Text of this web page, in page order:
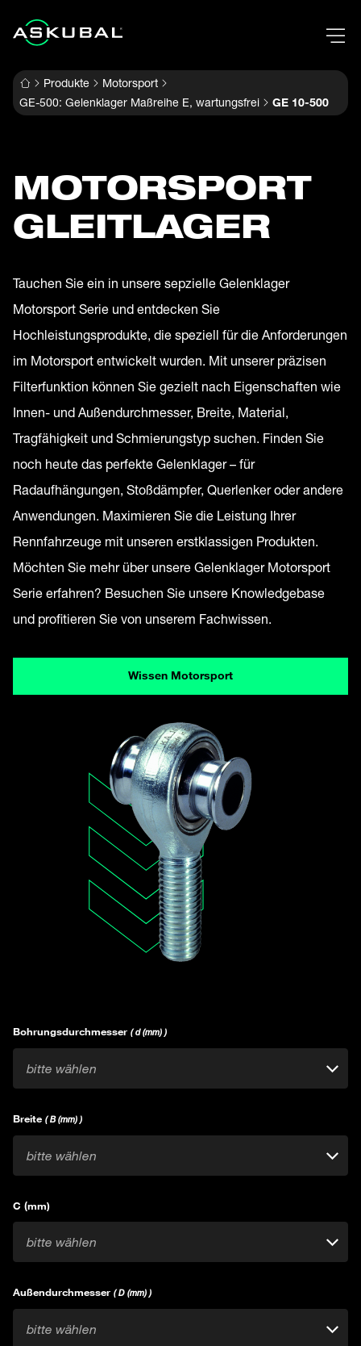
Produkte
Motorsport
GE-500: Gelenklager Maßreihe E, wartungsfrei
GE 10-500
MOTORSPORT
GLEITLAGER
Tauchen Sie ein in unsere sepzielle Gelenklager
Motorsport Serie und entdecken Sie
Hochleistungsprodukte, die speziell für die Anforderungen
im Motorsport entwickelt wurden. Mit unserer präzisen
Filterfunktion können Sie gezielt nach Eigenschaften wie
Innen- und Außendurchmesser, Breite, Material,
Tragfähigkeit und Schmierungstyp suchen. Finden Sie
noch heute das perfekte Gelenklager – für
Radaufhängungen, Stoßdämpfer, Querlenker oder andere
Anwendungen. Maximieren Sie die Leistung Ihrer
Rennfahrzeuge mit unseren erstklassigen Produkten.
Möchten Sie mehr über unsere Gelenklager Motorsport
Serie erfahren? Besuchen Sie unsere Knowledgebase
und profitieren Sie von unserem Fachwissen.
Wissen Motorsport
Bohrungsdurchmesser ( d (mm) )
bitte wählen
Breite ( B (mm) )
bitte wählen
C (mm)
bitte wählen
Außendurchmesser ( D (mm) )
bitte wählen